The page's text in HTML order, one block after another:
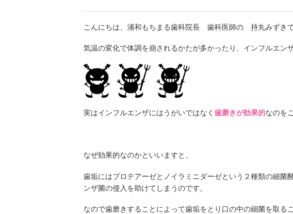
こんにちは、浦和もちまる歯科院長 歯科医師の 持丸みずきで
気温の変化で体調を崩されるかたが多かったり、インフルエン
実はインフルエンザにはうがいではなく 歯磨きが効果的なのを
なぜ効果的なのかといいますと、
歯垢にはプロテアーゼとノイラミニダーゼという２種類の細菌
ンザ菌の侵入を助けてしまうのです。
なので歯磨きすることによって歯垢をとり口の中の細菌を取る